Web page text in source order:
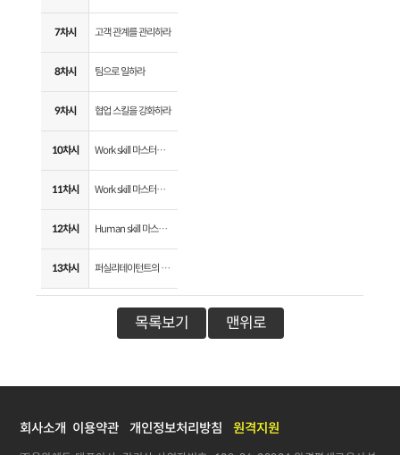
7차시 고객 관계를 관리하라
8차시 팀으로 일하라
9차시 협업 스킬을 강화하라
10차시 Work skill 마스터하기 - 똑똑한 보고
11차시 Work skill 마스터하기 - 효율적인 문서작성
12차시 Human skill 마스터하기- 프로의 커뮤니케이션
13차시 퍼실리테이턴트의 넛지
목록보기 맨위로
회사소개 이용약관 개인정보처리방침 원격지원